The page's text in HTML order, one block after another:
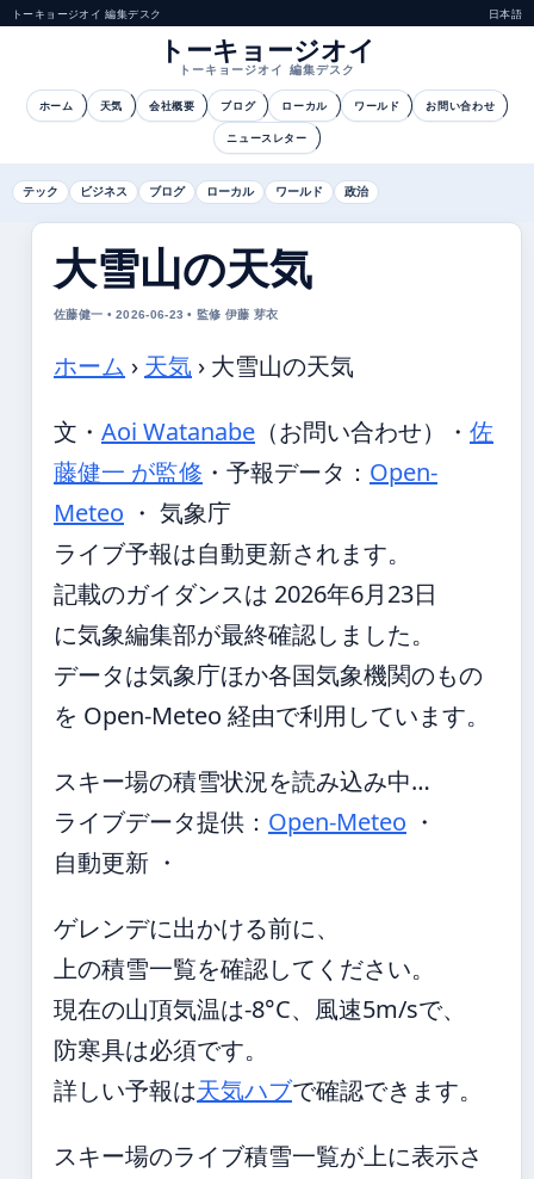
トーキョージオイ 編集デスク 日本語
トーキョージオイ
トーキョージオイ 編集デスク
ホーム 天気 会社概要 ブログ ローカル ワールド お問い合わせ
ニュースレター
テック ビジネス ブログ ローカル ワールド 政治
大雪山の天気
佐藤健一 • 2026-06-23 • 監修 伊藤 芽衣
ホーム › 天気 › 大雪山の天気
文・ Aoi Watanabe （お問い合わせ） ・ 佐
藤健一 が監修 ・ 予報データ： Open-
Meteo ・ 気象庁
ライブ予報は自動更新されます。
記載のガイダンスは 2026年6月23日
に気象編集部が最終確認しました。
データは気象庁ほか各国気象機関のもの
を Open-Meteo 経由で利用しています。
スキー場の積雪状況を読み込み中…
ライブデータ提供： Open-Meteo ・
自動更新 ・
ゲレンデに出かける前に、
上の積雪一覧を確認してください。
現在の山頂気温は-8°C、風速5m/sで、
防寒具は必須です。
詳しい予報は天気ハブで確認できます。
スキー場のライブ積雪一覧が上に表示さ